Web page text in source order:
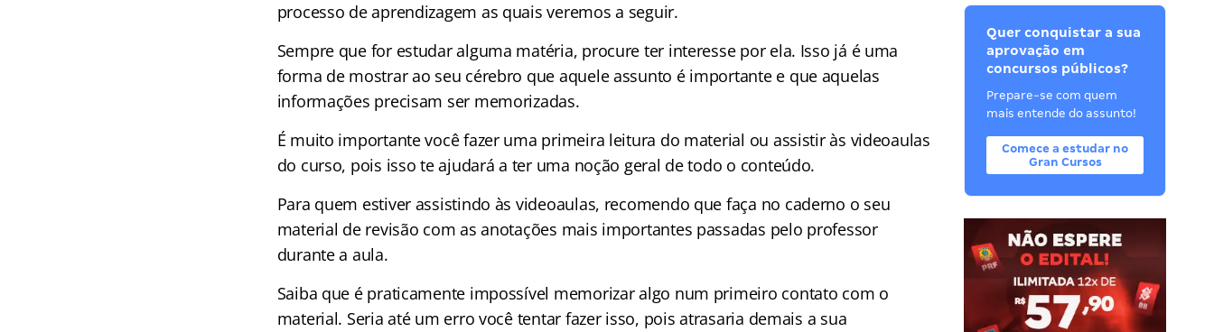
processo de aprendizagem as quais veremos a seguir.
Sempre que for estudar alguma matéria, procure ter interesse por ela. Isso já é uma
forma de mostrar ao seu cérebro que aquele assunto é importante e que aquelas
informações precisam ser memorizadas.
É muito importante você fazer uma primeira leitura do material ou assistir às videoaulas
do curso, pois isso te ajudará a ter uma noção geral de todo o conteúdo.
Para quem estiver assistindo às videoaulas, recomendo que faça no caderno o seu
material de revisão com as anotações mais importantes passadas pelo professor
durante a aula.
Saiba que é praticamente impossível memorizar algo num primeiro contato com o
material. Seria até um erro você tentar fazer isso, pois atrasaria demais a sua
Quer conquistar a sua
aprovação em
concursos públicos?
Prepare-se com quem
mais entende do assunto!
Comece a estudar no
Gran Cursos